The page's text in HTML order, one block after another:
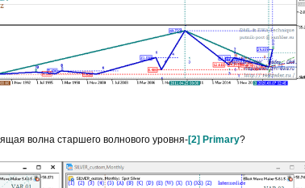
волна старшего волнового уровня-[2] Primary?